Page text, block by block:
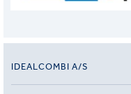
IDEALCOMBI A/S